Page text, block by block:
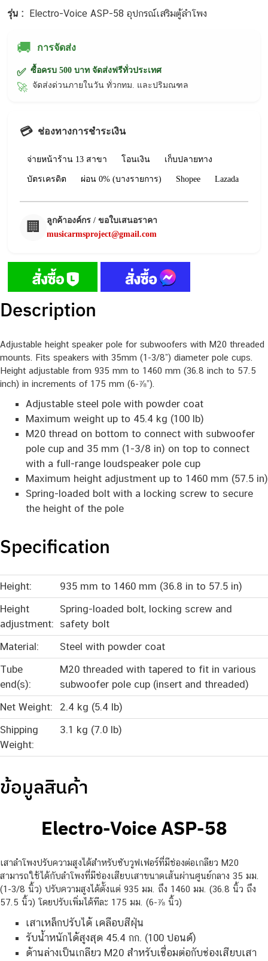
รุ่น : Electro-Voice ASP-58 อุปกรณ์เสริมตู้ลำโพง
🚚 การจัดส่ง
✅ ซื้อครบ 500 บาท จัดส่งฟรีทั่วประเทศ
🚀 จัดส่งด่วนภายในวัน ทั่วกทม. และปริมณฑล
💳 ช่องทางการชำระเงิน
จ่ายหน้าร้าน 13 สาขา โอนเงิน เก็บปลายทาง
บัตรเครดิต ผ่อน 0% (บางรายการ) Shopee Lazada
🏢
ลูกค้าองค์กร / ขอใบเสนอราคา
musicarmsproject@gmail.com
Description
Adjustable height speaker pole for subwoofers with M20 threaded
mounts. Fits speakers with 35mm (1-3/8”) diameter pole cups.
Height adjustable from 935 mm to 1460 mm (36.8 inch to 57.5
inch) in increments of 175 mm (6-⅞”).
Adjustable steel pole with powder coat
Maximum weight up to 45.4 kg (100 lb)
M20 thread on bottom to connect with subwoofer
pole cup and 35 mm (1-3/8 in) on top to connect
with a full-range loudspeaker pole cup
Maximum height adjustment up to 1460 mm (57.5 in)
Spring-loaded bolt with a locking screw to secure
the height of the pole
Specification
Height:
935 mm to 1460 mm (36.8 in to 57.5 in)
Height
adjustment:
Spring-loaded bolt, locking screw and
safety bolt
Material:
Steel with powder coat
Tube
end(s):
M20 threaded with tapered to fit in various
subwoofer pole cup (insert and threaded)
Net Weight:
2.4 kg (5.4 lb)
Shipping
Weight:
3.1 kg (7.0 lb)
ข้อมูลสินค้า
Electro-Voice ASP-58
เสาลำโพงปรับความสูงได้สำหรับซับวูฟเฟอร์ที่มีช่องต่อเกลียว M20
สามารถใช้ได้กับลำโพงที่มีช่องเสียบเสาขนาดเส้นผ่านศูนย์กลาง 35 มม.
(1-3/8 นิ้ว) ปรับความสูงได้ตั้งแต่ 935 มม. ถึง 1460 มม. (36.8 นิ้ว ถึง
57.5 นิ้ว) โดยปรับเพิ่มได้ทีละ 175 มม. (6-⅞ นิ้ว)
เสาเหล็กปรับได้ เคลือบสีฝุ่น
รับน้ำหนักได้สูงสุด 45.4 กก. (100 ปอนด์)
ด้านล่างเป็นเกลียว M20 สำหรับเชื่อมต่อกับช่องเสียบเสา